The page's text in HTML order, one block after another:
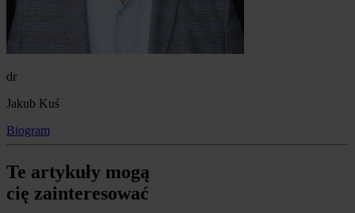
dr
Jakub Kuś
Biogram
Te artykuły mogą
cię zainteresować